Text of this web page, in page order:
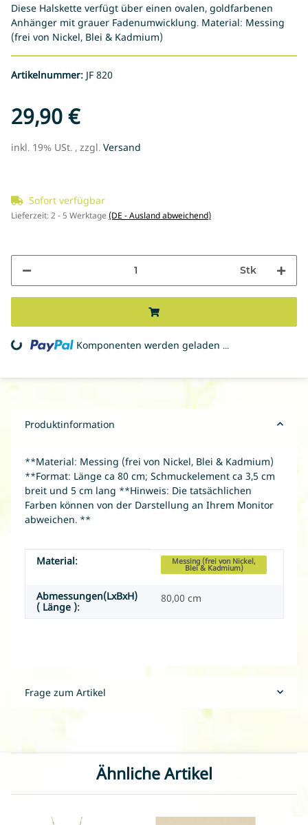
Diese Halskette verfügt über einen ovalen, goldfarbenen
Anhänger mit grauer Fadenumwicklung. Material: Messing
(frei von Nickel, Blei & Kadmium)
Artikelnummer: JF 820
29,90 €
inkl. 19% USt. , zzgl. Versand
Sofort verfügbar
Lieferzeit:2 - 5 Werktage (DE - Ausland abweichend)
Stk
Komponenten werden geladen ...
Produktinformation
**Material: Messing (frei von Nickel, Blei & Kadmium)
**Format: Länge ca 80 cm; Schmuckelement ca 3,5 cm
breit und 5 cm lang **Hinweis: Die tatsächlichen
Farben können von der Darstellung an Ihrem Monitor
abweichen. **
Produkteigenschaft
Wert
Material: Messing (frei von Nickel,
Blei & Kadmium)
Abmessungen(LxBxH)
( Länge ):
80,00 cm
Frage zum Artikel
Ähnliche Artikel